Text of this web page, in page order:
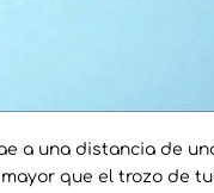
a una distancia de
que el trozo de